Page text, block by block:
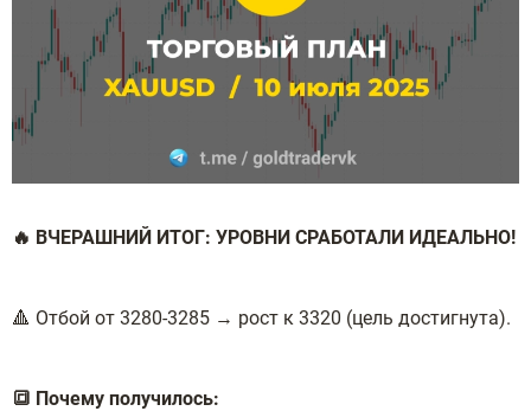
🔥 ВЧЕРАШНИЙ ИТОГ: УРОВНИ СРАБОТАЛИ ИДЕАЛЬНО!
🔺 Отбой от 3280-3285 → рост к 3320 (цель достигнута).
🔳 Почему получилось: